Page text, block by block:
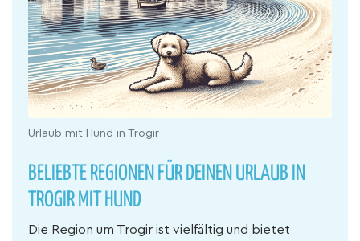
Urlaub mit Hund in Trogir
BELIEBTE REGIONEN FÜR DEINEN URLAUB IN
TROGIR MIT HUND
Die Region um Trogir ist vielfältig und bietet